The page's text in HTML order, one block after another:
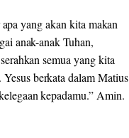
yang akan kita makan
anak-anak Tuhan,
semua yang kita
berkata dalam Matius
kepadamu.” Amin.